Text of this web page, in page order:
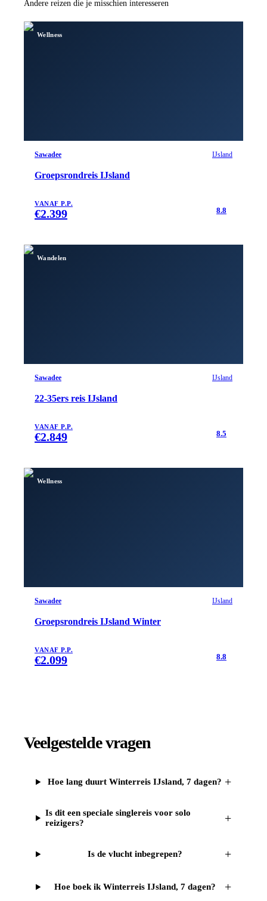
Andere reizen die je misschien interesseren
Wellness
Sawadee IJsland
Groepsrondreis IJsland
VANAF P.P.
€2.399 8.8
Wandelen
Sawadee IJsland
22-35ers reis IJsland
VANAF P.P.
€2.849 8.5
Wellness
Sawadee IJsland
Groepsrondreis IJsland Winter
VANAF P.P.
€2.099 8.8
Veelgestelde vragen
Hoe lang duurt Winterreis IJsland, 7 dagen? +
Is dit een speciale singlereis voor solo
reizigers?
+
Is de vlucht inbegrepen? +
Hoe boek ik Winterreis IJsland, 7 dagen? +